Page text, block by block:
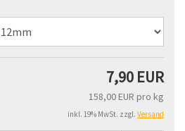
7,90 EUR
158,00 EUR pro kg
inkl. 19% MwSt. zzgl. Versand